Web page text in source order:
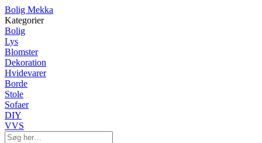
Bolig Mekka
Kategorier
Bolig
Lys
Blomster
Dekoration
Hvidevarer
Borde
Stole
Sofaer
DIY
VVS